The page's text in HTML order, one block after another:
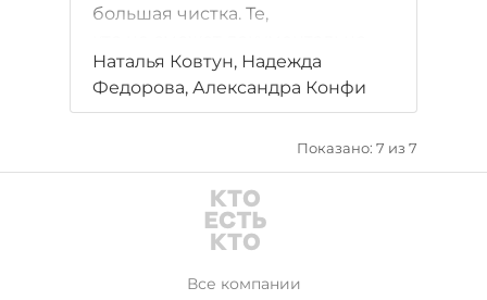
большая чистка. Те,
доказать свою
добросовестность, рискуют
покинуть рынок объемом 12
млрд рублей. В группе риска
четверть городских СРО.
Наталья Ковтун, Надежда
Федорова, Александра Конфи
Показано: 7 из 7
Все компании